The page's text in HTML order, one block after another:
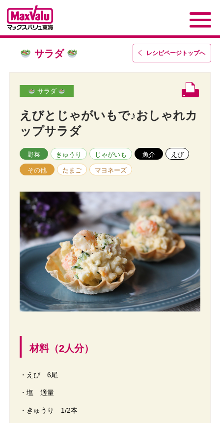
レシピページトップへ
サラダ
サラダ
えびとじゃがいもで♪おしゃれカ
ップサラダ
野菜 きゅうり じゃがいも 魚介 えび
その他 たまご マヨネーズ
材料（2人分）
・えび 6尾
・塩 適量
・きゅうり 1/2本